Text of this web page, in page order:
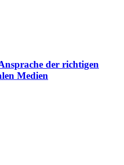
der richtigen
Medien